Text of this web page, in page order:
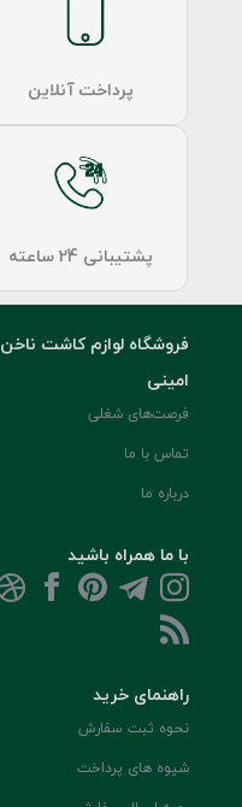
پرداخت آنلاین
پشتیبانی 24 ساعته
فروشگاه لوازم کاشت ناخن
امینی
فرصت‌های شغلی
تماس با ما
درباره ما
با ما همراه باشید
راهنمای خرید
نحوه ثبت سفارش
شیوه های پرداخت